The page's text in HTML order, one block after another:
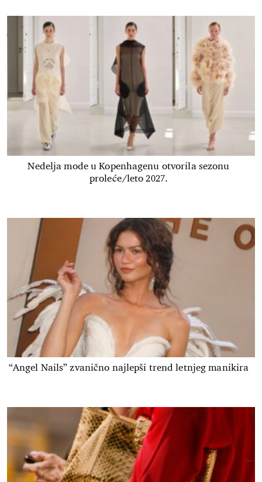
Nedelja mode u Kopenhagenu otvorila sezonu
proleće/leto 2027.
“Angel Nails” zvanično najlepši trend letnjeg manikira